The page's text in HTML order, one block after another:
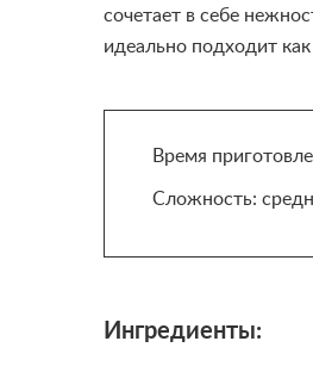
сочетает в себе
идеально подходит
Время
Сложность:
Ингредиенты: